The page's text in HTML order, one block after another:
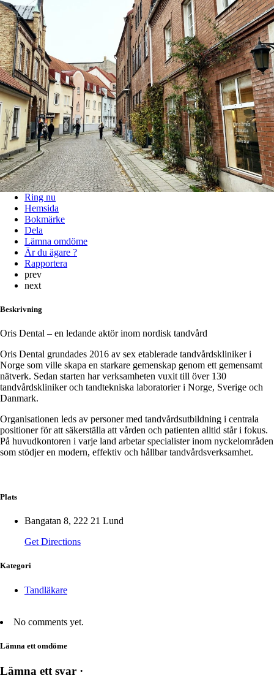
Ring nu
Profile
Omdömen0
prev
next
Hitta hit
Ring nu
Hemsida
Bokmärke
Dela
Lämna omdöme
Är du ägare ?
Rapportera
prev
next
Beskrivning
Oris Dental – en ledande aktör inom nordisk tandvård
Oris Dental grundades 2016 av sex etablerade tandvårdskliniker i
Norge som ville skapa en starkare gemenskap genom ett gemensamt
nätverk. Sedan starten har verksamheten vuxit till över 130
tandvårdskliniker och tandtekniska laboratorier i Norge, Sverige och
Danmark.
Organisationen leds av personer med tandvårdsutbildning i centrala
positioner för att säkerställa att vården och patienten alltid står i fokus.
På huvudkontoren i varje land arbetar specialister inom nyckelområden
som stödjer en modern, effektiv och hållbar tandvårdsverksamhet.
Plats
Bangatan 8, 222 21 Lund
Get Directions
Kategori
Tandläkare
No comments yet.
Lämna ett omdöme
Lämna ett svar ·